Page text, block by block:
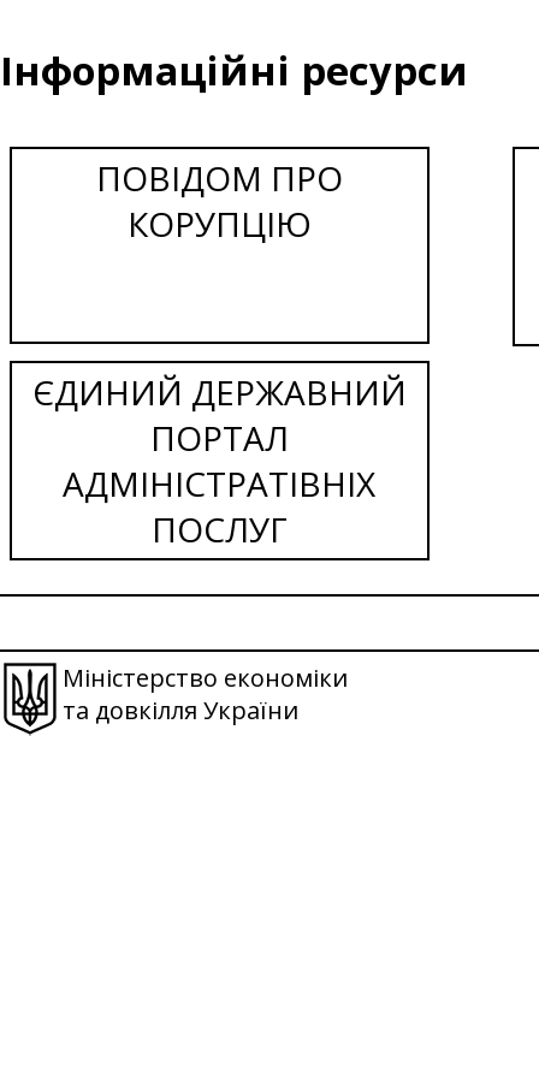
Інформаційні ресурси
ПОВІДОМ ПРО
КОРУПЦІЮ
ЄДИНИЙ ДЕРЖАВНИЙ
ПОРТАЛ
АДМІНІСТРАТІВНІХ
ПОСЛУГ
Міністерство економіки
та довкілля України